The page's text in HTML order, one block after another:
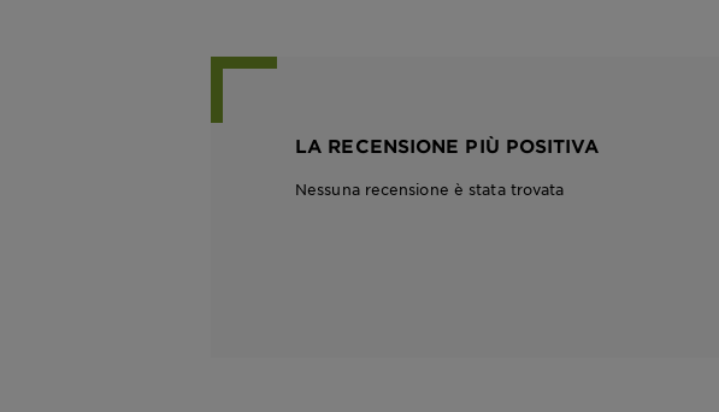
LA RECENSIONE PIÙ POSITIVA
Nessuna recensione è stata trovata